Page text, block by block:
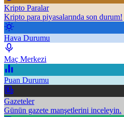
Kripto Paralar
Kripto para piyasalarında son durum!
Hava Durumu
Maç Merkezi
Puan Durumu
Gazeteler
Günün gazete manşetlerini inceleyin.